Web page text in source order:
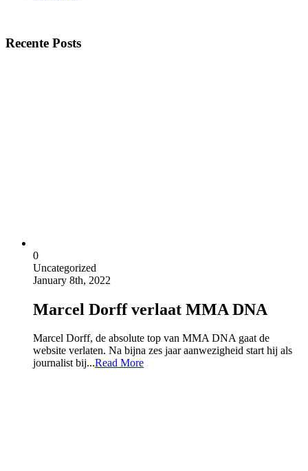
Recente Posts
0
Uncategorized
January 8th, 2022
Marcel Dorff verlaat MMA DNA
Marcel Dorff, de absolute top van MMA DNA gaat de
website verlaten. Na bijna zes jaar aanwezigheid start hij als
journalist bij...Read More